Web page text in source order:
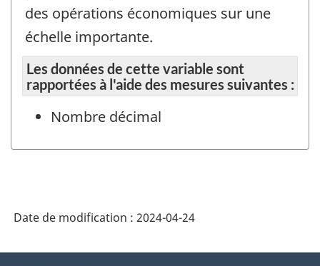
des opérations économiques sur une
échelle importante.
Les données de cette variable sont
rapportées à l'aide des mesures suivantes :
Nombre décimal
Date de modification : 2024-04-24